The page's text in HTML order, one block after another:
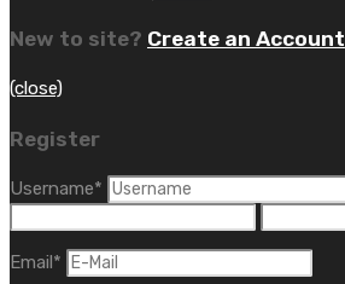
New to site? Create an Account
(close)
Register
Username*
Email*